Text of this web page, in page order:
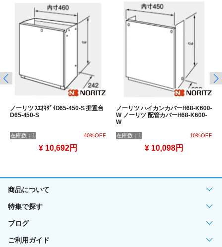
ノーリツ ｽｴｵｷﾀﾞｲD65-450-S 据置台
D65-450-S
在庫数：1 40%OFF
¥ 10,692円
ノーリツ ハイカンカバーH68-K600-
W ノーリツ 配管カバーH68-K600-
W
在庫数：1 10%OFF
¥ 10,098円
商品について
特集で探す
ブログ
ご利用ガイド